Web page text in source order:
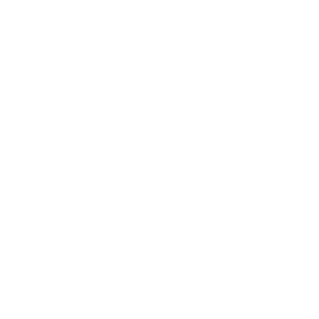
了承ください。
をご了承くださ
です。
ず変更すること
) : 1000ppm、
、